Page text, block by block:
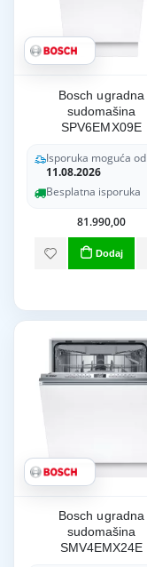
Bosch ugradna
sudomašina
SPV6EMX09E
Isporuka moguća od
11.08.2026
Besplatna isporuka
81.990,00
Dodaj
Bosch ugradna
sudomašina
SMV4EMX24E